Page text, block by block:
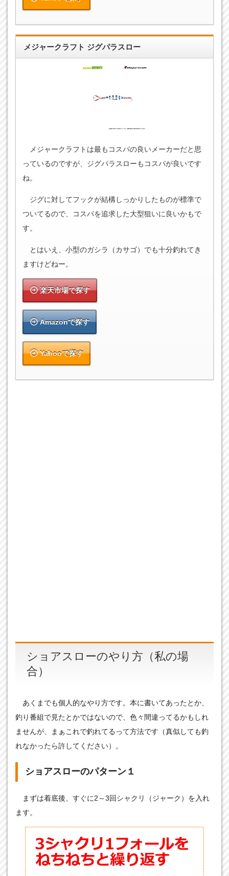
メジャークラフト ジグパラスロー
メジャークラフトは最もコスパの良いメーカーだと思
っているのですが、ジグパラスローもコスパが良いです
ね。
ジグに対してフックが結構しっかりしたものが標準で
ついてるので、コスパを追求した大型狙いに良いかもで
す。
とはいえ、小型のガシラ（カサゴ）でも十分釣れてき
ますけどねー。
楽天市場で探す
Amazonで探す
Yahooで探す
ショアスローのやり方（私の場
合）
あくまでも個人的なやり方です。本に書いてあったとか、
釣り番組で見たとかではないので、色々間違ってるかもしれ
ませんが、まぁこれで釣れてるって方法です（真似しても釣
れなかったら許してください）。
ショアスローのパターン１
まずは着底後、すぐに2～3回シャクリ（ジャーク）を入れ
ます。